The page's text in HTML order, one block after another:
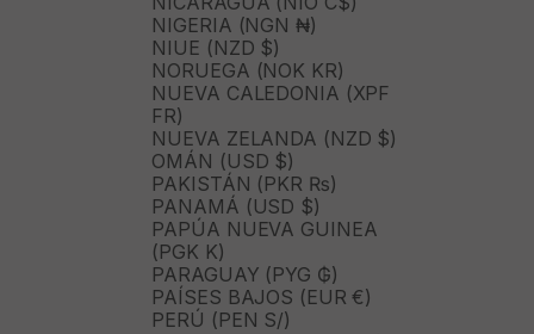
NIGERIA (NGN ₦)
NIUE (NZD $)
NORUEGA (NOK KR)
NUEVA CALEDONIA (XPF
FR)
NUEVA ZELANDA (NZD $)
OMÁN (USD $)
PAKISTÁN (PKR ₨)
PANAMÁ (USD $)
PAPÚA NUEVA GUINEA
(PGK K)
PARAGUAY (PYG ₲)
PAÍSES BAJOS (EUR €)
PERÚ (PEN S/)